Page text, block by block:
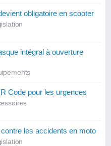
obligatoire en scooter
intégral à ouverture
Code pour les urgences
les accidents en moto